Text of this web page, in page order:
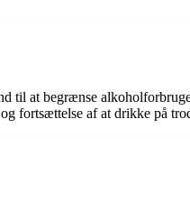
til at begrænse
fortsættelse af at drikke på